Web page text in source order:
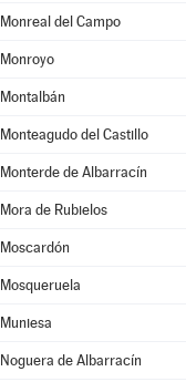
Monreal del Campo
Monroyo
Montalbán
Monteagudo del Castillo
Monterde de Albarracín
Mora de Rubielos
Moscardón
Mosqueruela
Muniesa
Noguera de Albarracín